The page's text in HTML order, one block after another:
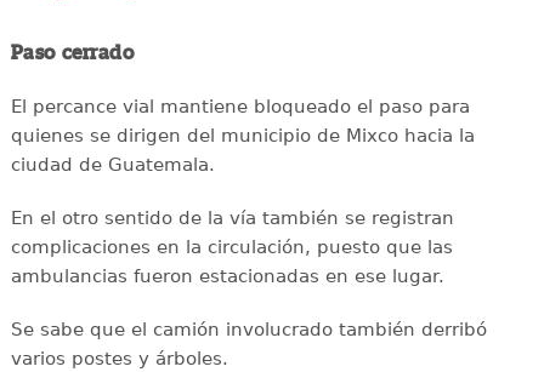
Paso cerrado
El percance vial mantiene bloqueado el paso para
quienes se dirigen del municipio de Mixco hacia la
ciudad de Guatemala.
En el otro sentido de la vía también se registran
complicaciones en la circulación, puesto que las
ambulancias fueron estacionadas en ese lugar.
Se sabe que el camión involucrado también derribó
varios postes y árboles.